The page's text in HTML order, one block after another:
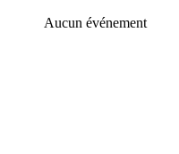
Aucun événement